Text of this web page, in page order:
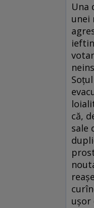
Una
unei
că,
sale
ușor